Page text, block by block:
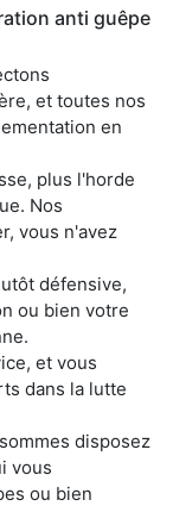
anti guêpe
et toutes nos
en
plus l'horde
Nos
vous n'avez
défensive,
ou bien votre
et vous
dans la lutte
disposez
vous
ou bien